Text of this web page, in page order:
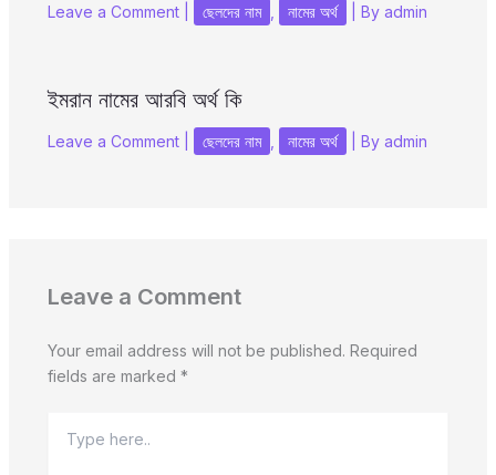
Leave a Comment ছেলদের নাম নামের অর্থ | By admin
ইমরান নামের আরবি অর্থ কি
Leave a Comment ছেলদের নাম নামের অর্থ | By admin
Leave a Comment
Your email address will not be published. Required
fields are marked *
here..